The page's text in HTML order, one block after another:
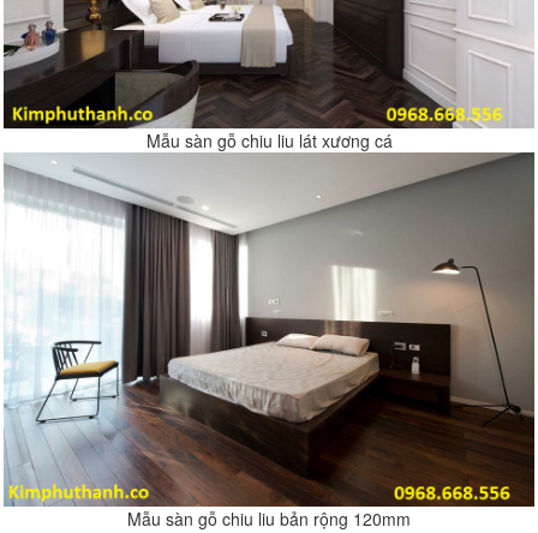
Mẫu sàn gỗ chiu liu lát xương cá
Mẫu sàn gỗ chiu liu bản rộng 120mm